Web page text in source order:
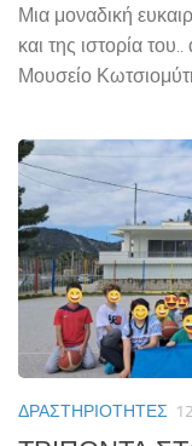
Μια μοναδική
και της ιστορία
Μουσείο
ΔΡΑΣΤΗΡΙΌΤΗΤΕΣ